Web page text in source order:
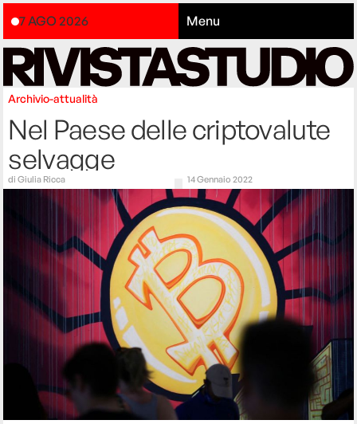
7 AGO 2026 Menu
Archivio-attualità
Nel Paese delle criptovalute
selvagge
diGiulia Ricca 14 Gennaio 2022